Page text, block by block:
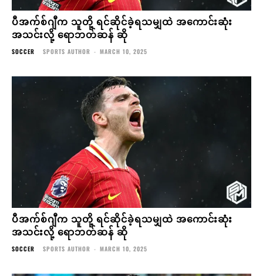
ပီအက်စ်ဂျီက သူတို့ ရင်ဆိုင်ခဲ့ရသမျှထဲ အကောင်းဆုံး
အသင်းလို့ ရောဘတ်ဆန် ဆို
SOCCER SPORTS AUTHOR - MARCH 10, 2025
ပီအက်စ်ဂျီက သူတို့ ရင်ဆိုင်ခဲ့ရသမျှထဲ အကောင်းဆုံး
အသင်းလို့ ရောဘတ်ဆန် ဆို
SOCCER SPORTS AUTHOR - MARCH 10, 2025